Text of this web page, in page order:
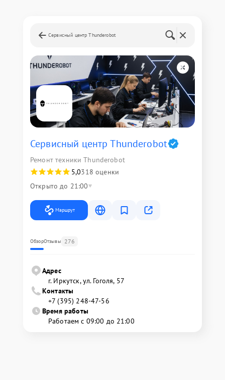
Сервисный центр Thunderobot
Сервисный центр Thunderobot
Ремонт техники Thunderobot
5,0318 оценки
Открыто до 21:00
Маршрут
ОбзорОтзывы 276
Адрес
г. Иркутск, ул. ​Гоголя, 57
Контакты
+7 (395) 248-47-56
Время работы
Работаем с 09:00 до 21:00